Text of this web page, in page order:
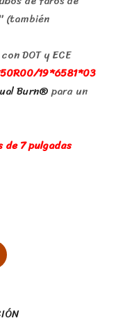
(también
DOT y ECE
19*6581*03
Burn®para un
7 pulgadas